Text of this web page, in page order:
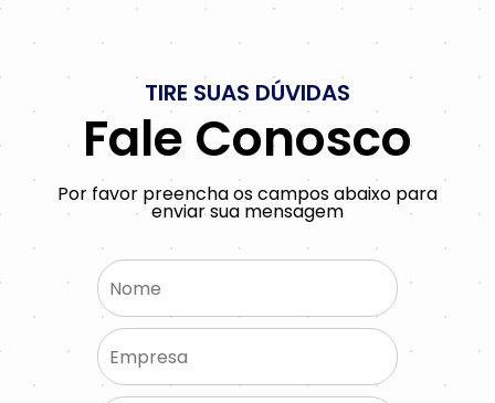
TIRE SUAS DÚVIDAS
Fale Conosco
Por favor preencha os campos abaixo para
enviar sua mensagem